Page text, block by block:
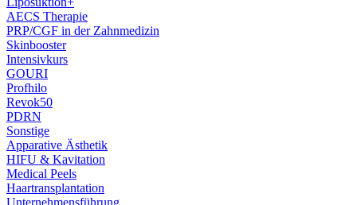
AECS Therapie
PRP/CGF in der Zahnmedizin
Skinbooster
Intensivkurs
GOURI
Profhilo
Revok50
PDRN
Sonstige
Apparative Ästhetik
HIFU & Kavitation
Medical Peels
Haartransplantation